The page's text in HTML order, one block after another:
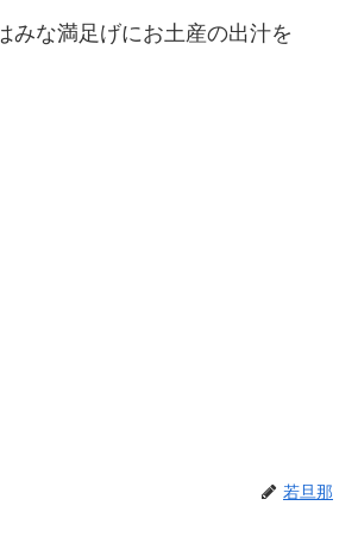
みな満足げにお土産の出汁を
若旦那